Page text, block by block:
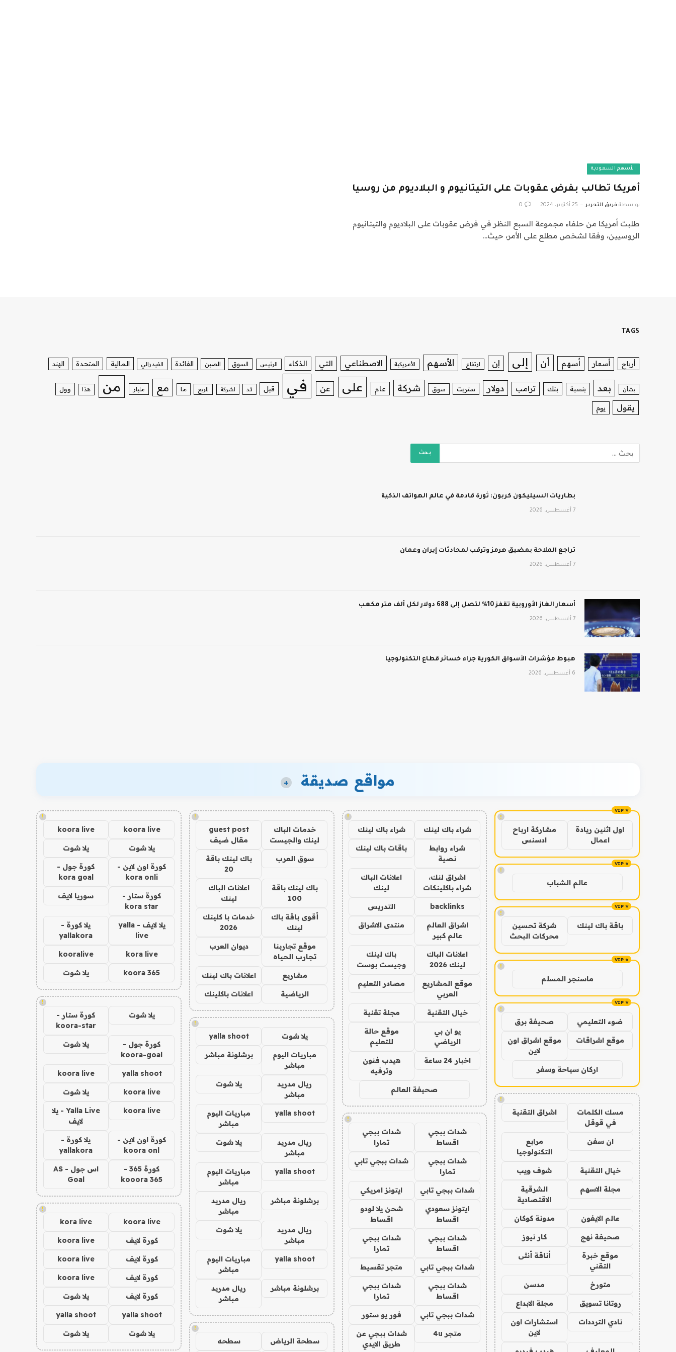
الأسهم السعودية
أمريكا تطالب بفرض عقوبات على التيتانيوم و البلاديوم من روسيا
بواسطة فريق التحرير 25 أكتوبر، 2024 0
طلبت أمريكا من حلفاء مجموعة السبع النظر في فرض عقوبات على البلاديوم والتيتانيوم
الروسيين، وفقا لشخص مطلع على الأمر، حيث…
TAGS
أرباح أسعار أسهم أن إلى إن ارتفاع الأسهم الأمريكية الاصطناعي التي الذكاء الرئيس السوق الصين الفائدة الفيدرالي المالية المتحدة الهند
بشأن بعد بنسبة بنك ترامب دولار ستريت سوق شركة عام على عن في قبل قد لشركة للربع ما مع مليار من هذا وول
يقول يوم
بطاريات السيليكون كربون: ثورة قادمة في عالم الهواتف الذكية
7 أغسطس، 2026
تراجع الملاحة بمضيق هرمز وترقب لمحادثات إيران وعمان
7 أغسطس، 2026
أسعار الغاز الأوروبية تقفز 10% لتصل إلى 688 دولار لكل ألف متر مكعب
7 أغسطس، 2026
هبوط مؤشرات الأسواق الكورية جراء خسائر قطاع التكنولوجيا
6 أغسطس، 2026
مواقع صديقة +
!
اول اثنين ريادة
اعمال
مشاركة ارباح
ادسنس
!
عالم الشباب
!
باقة باك لينك
شركة تحسين
محركات البحث
!
ماسنجر المسلم
!
ضوء التعليمي صحيفة برق
موقع اشراقات
موقع اشراق اون
لاين
اركان سياحة وسفر
!
مسك الكلمات
في قوقل
اشراق التقنية
ان سفن
مرابع
التكنولوجيا
خيال التقنية شوف ويب
مجلة الاسهم
الشرقية
الاقتصادية
عالم الايفون مدونة كوكان
صحيفة نهج كار نيوز
موقع خبرة
التقني
أناقة أنثى
متورخ مدسن
روتانا تسويق مجلة الابداع
نادي الترددات
استشارات اون
لاين
!
شراء باك لينك شراء باك لينك
شراء روابط
نصية
باقات باك لينك
اشراق لنك،
شراء باكلينكات
اعلانات الباك
لينك
backlinks التدريس
اشراق العالم
عالم كبير
منتدى الاشراق
اعلانات الباك
لينك 2026
باك لينك
وجيست بوست
موقع المشاريع
العربي
مصادر التعليم
خيال التقنية مجلة تقنية
يو ان بي
الرياضي
موقع حالة
للتعليم
اخبار 24 ساعة
هيدب فنون
وترفيه
صحيفة العالم
!
شدات ببجي
اقساط
شدات ببجي
تمارا
شدات ببجي
تمارا
شدات ببجي تابي
شدات ببجي تابي ايتونز امريكي
ايتونز سعودي
اقساط
شحن يلا لودو
اقساط
شدات ببجي
اقساط
شدات ببجي
تمارا
شدات ببجي تابي متجر تقسيط
شدات ببجي
اقساط
شدات ببجي
تمارا
شدات ببجي تابي فور يو ستور
متجر 4u
شدات ببجي عن
طريق الايدي
!
خدمات الباك
لينك والجيست
guest post
مقال ضيف
سوق العرب
باك لينك باقة
20
باك لينك باقة
100
اعلانات الباك
لينك
أقوى باقة باك
لينك
خدمات با كلينك
2026
موقع تجاربنا
تجارب الحياه
ديوان العرب
مشاريع اعلانات باك لينك
الرياضية اعلانات باكلينك
!
يلا شوت yalla shoot
مباريات اليوم
مباشر
برشلونة مباشر
ريال مدريد
مباشر
يلا شوت
yalla shoot
مباريات اليوم
مباشر
ريال مدريد
مباشر
يلا شوت
yalla shoot
مباريات اليوم
مباشر
برشلونة مباشر
ريال مدريد
مباشر
ريال مدريد
مباشر
يلا شوت
yalla shoot
مباريات اليوم
مباشر
برشلونة مباشر
ريال مدريد
مباشر
!
سطحة الرياض سطحه
!
koora live
koora live
يلا شوت يلا شوت
كورة اون لاين -
kora onli
كورة جول -
kora goal
كورة ستار -
kora star
سوريا لايف
يلا لايف - yalla
live
يلا كورة -
yallakora
kora live
kooralive
koora 365 يلا شوت
!
يلا شوت
كورة ستار -
koora-star
كورة جول -
koora-goal
يلا شوت
yalla shoot
koora live
koora live يلا شوت
koora live
Yalla Live - يلا
لايف
كورة اون لاين -
koora onl
يلا كورة -
yallakora
كورة 365 -
kooora 365
اس جول - AS
Goal
!
koora live
kora live
كورة لايف koora live
كورة لايف koora live
كورة لايف koora live
كورة لايف يلا شوت
yalla shoot
yalla shoot
يلا شوت يلا شوت